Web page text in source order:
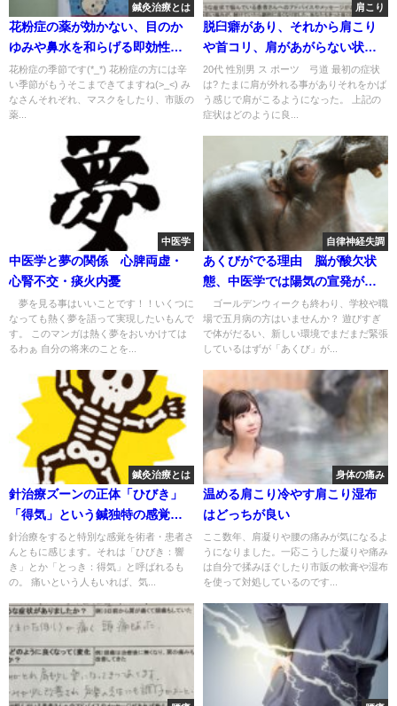
鍼灸治療とは
花粉症の薬が効かない、目のか
ゆみや鼻水を和らげる即効性の
ツボは耳にある
花粉症の季節です(*_*) 花粉症の方には辛
い季節がもうそこまできてますね(>_<) み
なさんそれぞれ、マスクをしたり、市販の
薬...
肩こり
脱臼癖があり、それから肩こり
や首コリ、肩があがらない状態
を鍼灸治療で改善した一例
20代 性別男 ス ポーツ 弓道 最初の症状
は? たまに肩が外れる事がありそれをかば
う感じで肩がこるようになった。 上記の
症状はどのように良...
中医学
中医学と夢の関係 心脾両虚・
心腎不交・痰火内憂
夢を見る事はいいことです！！いくつに
なっても熱く夢を語って実現したいもんで
す。 このマンガは熱く夢をおいかけては
るわぁ 自分の将来のことを...
自律神経失調
あくびがでる理由 脳が酸欠状
態、中医学では陽気の宣発が失
調
ゴールデンウィークも終わり、学校や職
場で五月病の方はいませんか？ 遊びすぎ
で体がだるい、新しい環境でまだまだ緊張
しているはずが「あくび」が...
鍼灸治療とは
針治療ズーンの正体「ひびき」
「得気」という鍼独特の感覚を
深堀り
針治療をすると特別な感覚を術者・患者さ
んともに感じます。それは「ひびき：響
き」とか「とっき：得気」と呼ばれるも
の。 痛いという人もいれば、気...
身体の痛み
温める肩こり冷やす肩こり湿布
はどっちが良い
ここ数年、肩凝りや腰の痛みが気になるよ
うになりました。一応こうした凝りや痛み
は自分で揉みほぐしたり市販の軟膏や湿布
を使って対処しているのです...